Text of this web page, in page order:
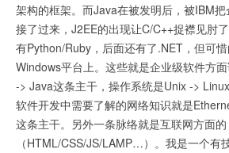
架构的框架。而Java在被发明后，被IBM
接了过来，J2EE的出现让C/C++捉襟见肘
有Python/Ruby，后面还有了.NET，但可
Windows平台上。这些就是企业级软件方
-> Java这条主干，操作系统是Unix ->
软件开发中需要了解的网络知识就是
这条主干。另外一条脉络就是互联网方面的
（HTML/CSS/JS/LAMP…）。我是一个有